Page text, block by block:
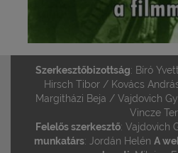
Szerkesztőbizottság: Bíró
Hirsch Tibor / Kovács
Margitházi Beja / Vajdovich
Vincze
Felelős szerkesztő: Vajdovich
munkatárs: Jordán Helén A